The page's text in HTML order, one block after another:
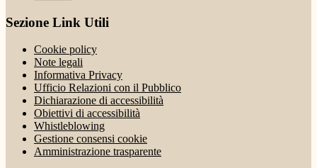
Sezione Link Utili
Cookie policy
Note legali
Informativa Privacy
Ufficio Relazioni con il Pubblico
Dichiarazione di accessibilità
Obiettivi di accessibilità
Whistleblowing
Gestione consensi cookie
Amministrazione trasparente